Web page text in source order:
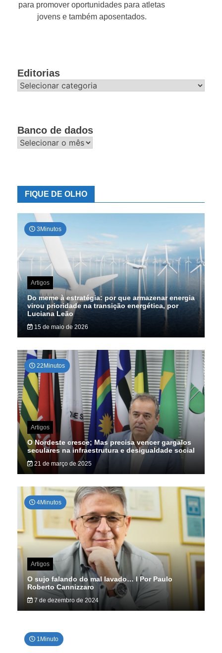
para promover oportunidades para atletas
jovens e também aposentados.
Editorias
Editorias
Banco de dados
Banco
FIQUE DE OLHO
3Minutos
Artigos
Do meme à estratégia: por que armazenar energia
virou prioridade na transição energética, por
Luciana Leão
15 de maio de 2026
22Minutos
Artigos
O Nordeste cresce; Mas precisa vencer gargalos
seculares na infraestrutura e desigualdade social
21 de março de 2025
4Minutos
Artigos
O sujo falando do mal lavado… I Por Paulo
Roberto Cannizzaro
7 de dezembro de 2024
1Minuto